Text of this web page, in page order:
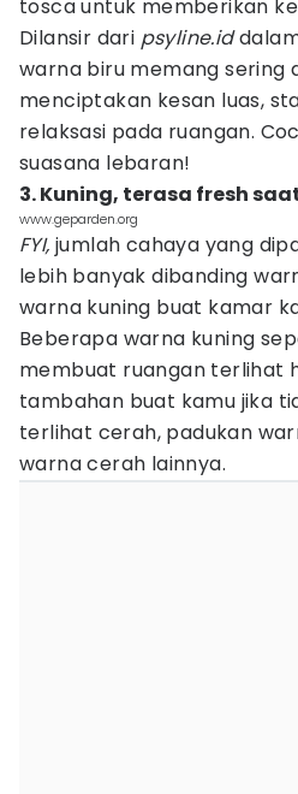
tosca untuk memberikan
Dilansir dari psyline.id
warna biru memang sering
menciptakan kesan luas,
relaksasi pada ruangan.
suasana lebaran!
3. Kuning, terasa fresh
www.geparden.org
FYI, jumlah cahaya yang
lebih banyak dibanding
warna kuning buat kamar
Beberapa warna kuning
membuat ruangan terlihat
tambahan buat kamu jika
terlihat cerah, padukan
warna cerah lainnya.